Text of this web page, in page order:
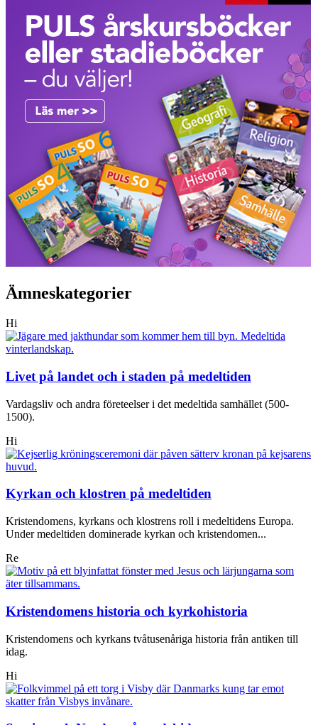
Ämneskategorier
Hi
Livet på landet och i staden på medeltiden
Vardagsliv och andra företeelser i det medeltida samhället (500-
1500).
Hi
Kyrkan och klostren på medeltiden
Kristendomens, kyrkans och klostrens roll i medeltidens Europa.
Under medeltiden dominerade kyrkan och kristendomen...
Re
Kristendomens historia och kyrkohistoria
Kristendomens och kyrkans tvåtusenåriga historia från antiken till
idag.
Hi